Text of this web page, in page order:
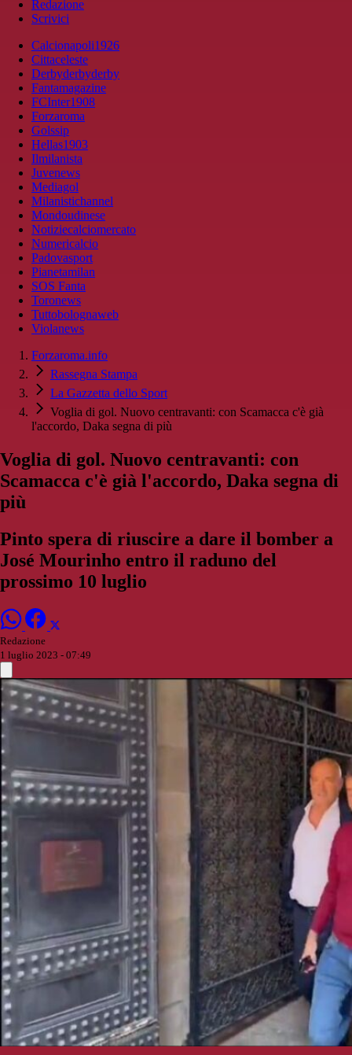
Redazione
Scrivici
Calcionapoli1926
Cittaceleste
Derbyderbyderby
Fantamagazine
FCInter1908
Forzaroma
Golssip
Hellas1903
Ilmilanista
Juvenews
Mediagol
Milanistichannel
Mondoudinese
Notiziecalciomercato
Numericalcio
Padovasport
Pianetamilan
SOS Fanta
Toronews
Tuttobolognaweb
Violanews
Forzaroma.info
Rassegna Stampa
La Gazzetta dello Sport
Voglia di gol. Nuovo centravanti: con Scamacca c'è già
l'accordo, Daka segna di più
Voglia di gol. Nuovo centravanti: con
Scamacca c'è già l'accordo, Daka segna di
più
Pinto spera di riuscire a dare il bomber a
José Mourinho entro il raduno del
prossimo 10 luglio
Redazione
1 luglio 2023 - 07:49